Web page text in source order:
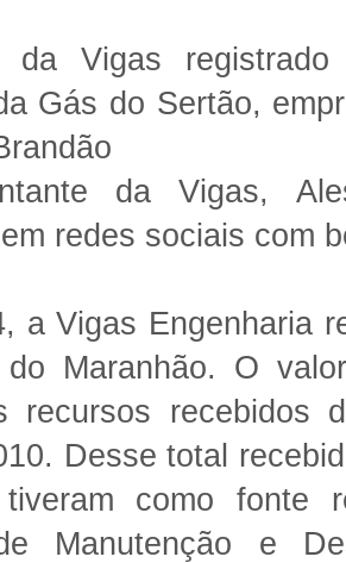
da Vigas
Gás do Sertão,
da Vigas,
redes sociais com
a Vigas Engenharia
do Maranhão. O
recursos recebidos
Desse total
tiveram como fonte
Manutenção e